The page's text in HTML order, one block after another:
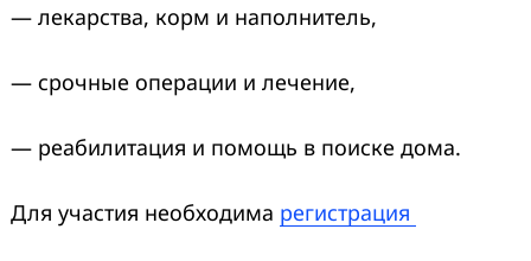
— лекарства, корм и наполнитель,
— срочные операции и лечение,
— реабилитация и помощь в поиске дома.
Для участия необходима регистрация